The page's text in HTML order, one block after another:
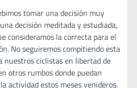
tomar una decisión muy
decisión meditada y estudiada,
consideramos la correcta para el
No seguiremos compitiendo esta
nuestros ciclistas en libertad de
otros rumbos donde puedan
actividad estos meses venideros.